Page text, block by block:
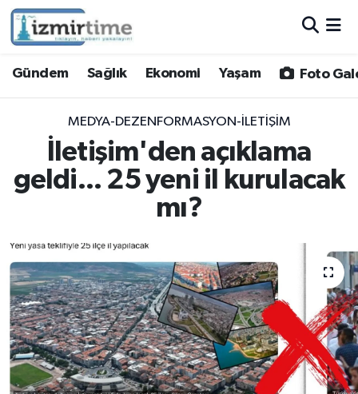
Gündem Sağlık Ekonomi Yaşam Foto
MEDYA-DEZENFORMASYON-İLETIŞIM
İletişim'den açıklama
geldi... 25 yeni il kurulacak
mı?
Sağlık
Ekonomi
Yaşam
Video
Yazarlar
Siyaset
Ege
Hava Durumu
İzmir Namaz Vakitleri
Trafik Durumu
Tüm Manşetler
Son Dakika Haberleri
Haber Arşivi